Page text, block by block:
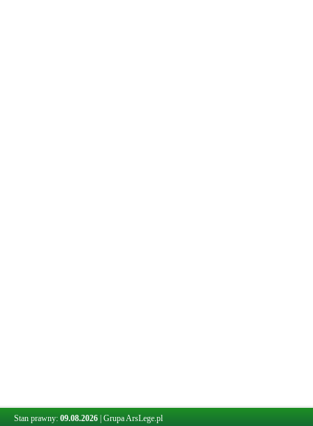
Stan prawny: 09.08.2026 Grupa ArsLege.pl